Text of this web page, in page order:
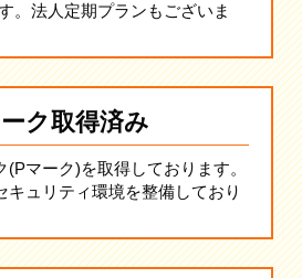
。法人定期プランもございま
ク取得済み
マーク)を取得しております。
キュリティ環境を整備しており